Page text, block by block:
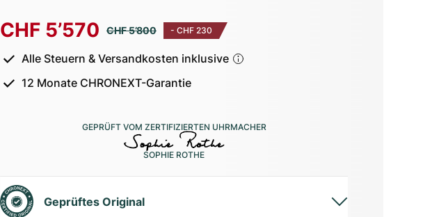
CHF 5’570 CHF 5’800 - CHF 230
Alle Steuern & Versandkosten inklusive
12 Monate CHRONEXT-Garantie
GEPRÜFT VOM ZERTIFIZIERTEN UHRMACHER
SOPHIE ROTHE
Geprüftes Original